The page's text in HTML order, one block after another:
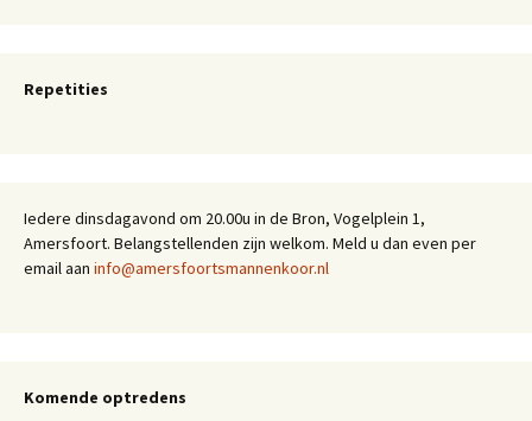
Repetities
Iedere dinsdagavond om 20.00u in de Bron, Vogelplein 1,
Amersfoort. Belangstellenden zijn welkom. Meld u dan even per
email aan info@amersfoortsmannenkoor.nl
Komende optredens